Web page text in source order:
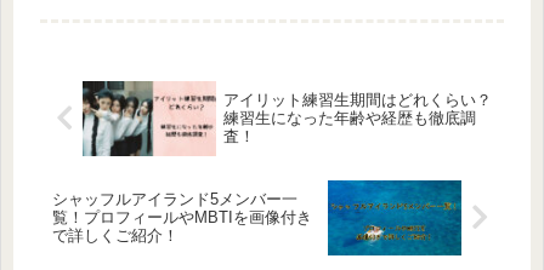
アイリット練習生期間はどれくらい？
練習生になった年齢や経歴も徹底調
査！
シャッフルアイランド5メンバー一
覧！プロフィールやMBTIを画像付き
で詳しくご紹介！